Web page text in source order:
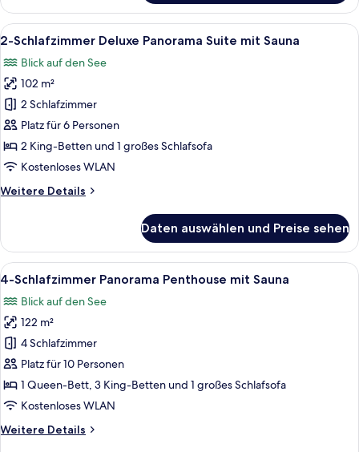
Schlafzimmer
Panorama
Penthouse
Sauna
Alle
Fotos
für
2-
Schlafzimmer
Deluxe
Panorama
Suite
Sauna
Ein Balkon mit Tisch und Stühlen mit
8
2-Schlafzimmer Deluxe Panorama Suite mit Sauna
Blick auf den See
102 m²
2 Schlafzimmer
Platz für 6 Personen
2 King-Betten und 1 großes Schlafsofa
Kostenloses WLAN
Weitere Details
Weitere
Schlafzimmer
Deluxe
Panorama
mit
Sauna
Daten auswählen und Preise sehen
Alle
Fotos
für
4-
Schlafzimmer
Panorama
Penthouse
mit
anzeigen
Ein modernes Hotelzimmer mit
25
4-Schlafzimmer Panorama Penthouse mit Sauna
Blick auf den See
122 m²
4 Schlafzimmer
Platz für 10 Personen
1 Queen-Bett, 3 King-Betten und 1 großes Schlafsofa
Kostenloses WLAN
Weitere Details
Weitere